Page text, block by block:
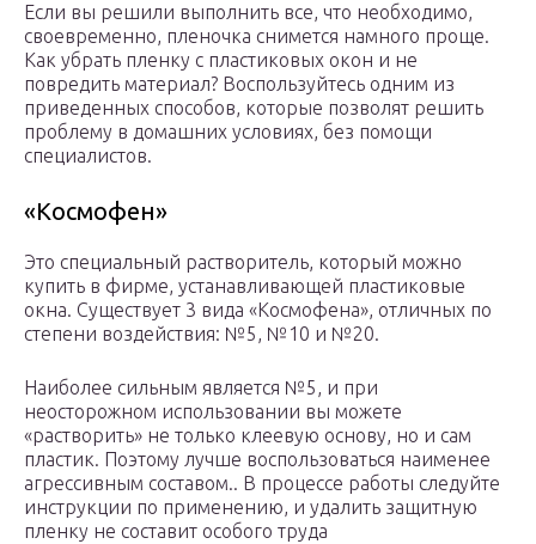
Если вы решили выполнить все, что необходимо,
своевременно, пленочка снимется намного проще.
Как убрать пленку с пластиковых окон и не
повредить материал? Воспользуйтесь одним из
приведенных способов, которые позволят решить
проблему в домашних условиях, без помощи
специалистов.
«Космофен»
Это специальный растворитель, который можно
купить в фирме, устанавливающей пластиковые
окна. Существует 3 вида «Космофена», отличных по
степени воздействия: №5, №10 и №20.
Наиболее сильным является №5, и при
неосторожном использовании вы можете
«растворить» не только клеевую основу, но и сам
пластик. Поэтому лучше воспользоваться наименее
агрессивным составом.. В процессе работы следуйте
инструкции по применению, и удалить защитную
пленку не составит особого труда